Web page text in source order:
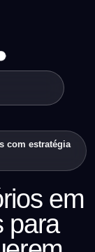
com estratégia
em
para